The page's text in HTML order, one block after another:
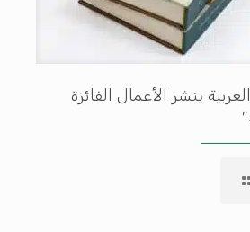
ينشر الأعمال الفائزة